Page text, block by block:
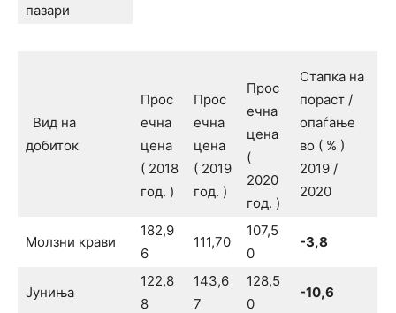
пазари
Вид на
добиток
Прос
ечна
цена
( 2018
год. )
Прос
ечна
цена
( 2019
год. )
Прос
ечна
цена
(
2020
год. )
Стапка на
пораст /
опаѓање
во ( % )
2019 /
2020
Молзни крави
182,9
6
111,70
107,5
0
-3,8
Јуниња
122,8
8
143,6
7
128,5
0
-10,6